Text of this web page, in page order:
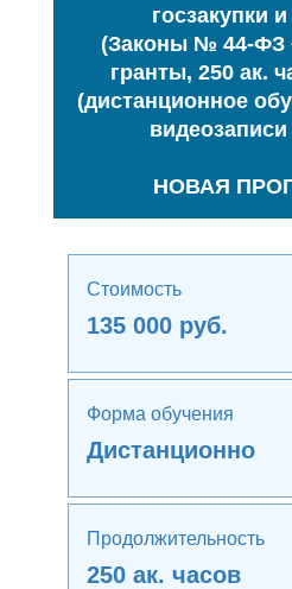
госзакупки
(Законы № 44-ФЗ
гранты, 250 ак.
(дистанционное
НОВАЯ
Стоимость
135 000 руб.
Форма обучения
Дистанционно
Продолжительность
250 ак. часов